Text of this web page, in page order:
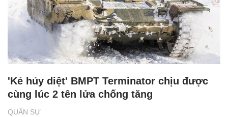
QUÂN SỰ
'Kẻ hủy diệt' BMPT Terminator chịu được
cùng lúc 2 tên lửa chống tăng